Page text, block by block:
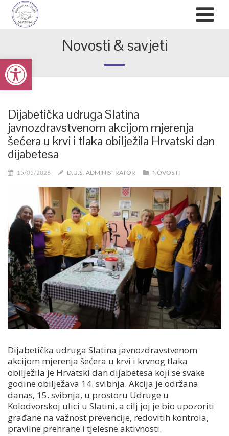
Open toolbar
Novosti & savjeti
Dijabetička udruga Slatina
javnozdravstvenom akcijom mjerenja
šećera u krvi i tlaka obilježila Hrvatski dan
dijabetesa
15/05/2026 D.U.S. ADMINISTRATOR NOVOSTI
Dijabetička udruga Slatina javnozdravstvenom
akcijom mjerenja šećera u krvi i krvnog tlaka
obilježila je Hrvatski dan dijabetesa koji se svake
godine obilježava 14. svibnja. Akcija je održana
danas, 15. svibnja, u prostoru Udruge u
Kolodvorskoj ulici u Slatini, a cilj joj je bio upozoriti
građane na važnost prevencije, redovitih kontrola,
pravilne prehrane i tjelesne aktivnosti.